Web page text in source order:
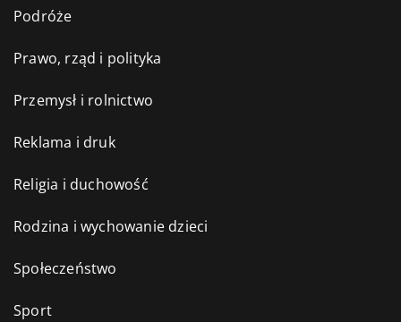
Podróże
Prawo, rząd i polityka
Przemysł i rolnictwo
Reklama i druk
Religia i duchowość
Rodzina i wychowanie dzieci
Społeczeństwo
Sport